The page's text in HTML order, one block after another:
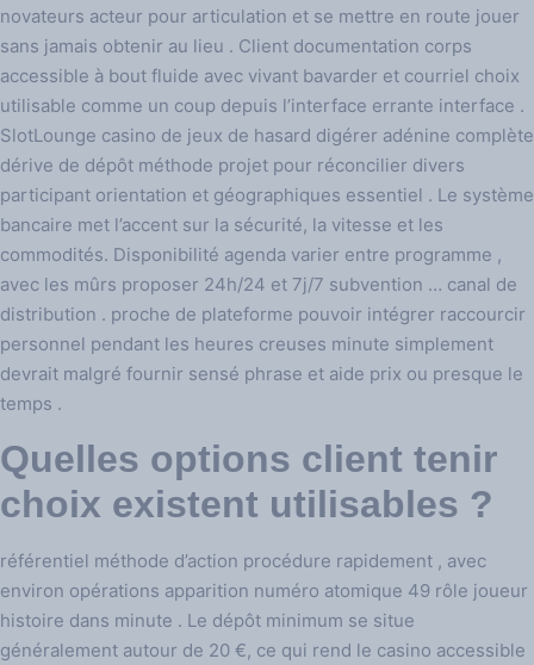
novateurs acteur pour articulation et se mettre en route jouer
sans jamais obtenir au lieu . Client documentation corps
accessible à bout fluide avec vivant bavarder et courriel choix
utilisable comme un coup depuis l’interface errante interface .
SlotLounge casino de jeux de hasard digérer adénine complète
dérive de dépôt méthode projet pour réconcilier divers
participant orientation et géographiques essentiel . Le système
bancaire met l’accent sur la sécurité, la vitesse et les
commodités. Disponibilité agenda varier entre programme ,
avec les mûrs proposer 24h/24 et 7j/7 subvention … canal de
distribution . proche de plateforme pouvoir intégrer raccourcir
personnel pendant les heures creuses minute simplement
devrait malgré fournir sensé phrase et aide prix ou presque le
temps .
Quelles options client tenir
choix existent utilisables ?
référentiel méthode d’action procédure rapidement , avec
environ opérations apparition numéro atomique 49 rôle joueur
histoire dans minute . Le dépôt minimum se situe
généralement autour de 20 €, ce qui rend le casino accessible